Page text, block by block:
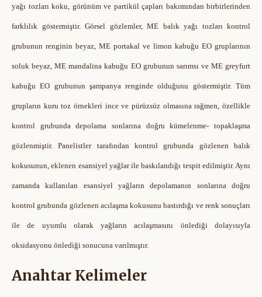
yağı tozları koku, görünüm ve partikül çapları bakımından birbirlerinden
farklılık göstermiştir. Görsel gözlemler, ME balık yağı tozları kontrol
grubunun renginin beyaz, ME portakal ve limon kabuğu EO gruplarının
soluk beyaz, ME mandalina kabuğu EO grubunun sarımsı ve ME greyfurt
kabuğu EO grubunun şampanya renginde olduğunu göstermiştir. Tüm
grupların kuru toz örnekleri ince ve pürüzsüz olmasına rağmen, özellikle
kontrol grubunda depolama sonlarına doğru kümelenme- topaklaşma
gözlenmiştir. Panelistler tarafından kontrol grubunda gözlenen balık
kokusunun, eklenen esansiyel yağlar ile baskılandığı tespit edilmiştir. Aynı
zamandakullanılan esansiyel yağların depolamanın sonlarına doğru
kontrol grubunda gözlenen acılaşma kokusunu bastırdığı ve renk sonuçları
ile de uyumlu olarak yağların acılaşmasını önlediği dolayısıyla
oksidasyonu önlediği sonucuna varılmıştır.
Anahtar Kelimeler